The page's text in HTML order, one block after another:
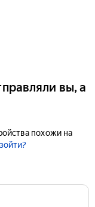
вы, а
похожи на